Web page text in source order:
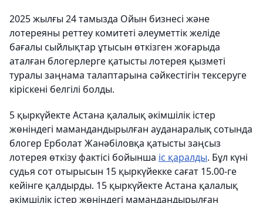
2025 жылғы 24 тамызда Ойын бизнесі және
лотереяны реттеу комитеті әлеуметтік желіде
бағалы сыйлықтар ұтысын өткізген жоғарыда
аталған блогерлерге қатысты лотерея қызметі
туралы заңнама талаптарына сәйкестігін тексеруге
кіріскені белгілі болды.
5 қыркүйекте Астана қалалық әкімшілік істер
жөніндегі мамандандырылған ауданаралық сотында
блогер Ерболат Жанәбіловқа қатысты заңсыз
лотерея өткізу фактісі бойынша іс қаралды. Бұл күні
судья сот отырысын 15 қыркүйекке сағат 15.00-ге
кейінге қалдырды. 15 қыркүйекте Астана қалалық
әкімшілік істер жөніндегі мамандандырылған